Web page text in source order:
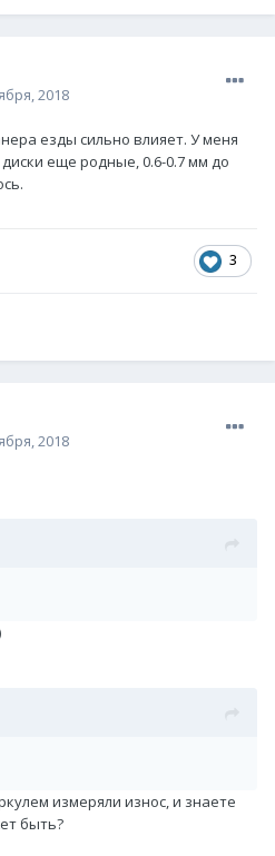
2018
езды сильно влияет. У меня
еще родные, 0.6-0.7 мм до
3
2018
измеряли износ, и знаете
быть?